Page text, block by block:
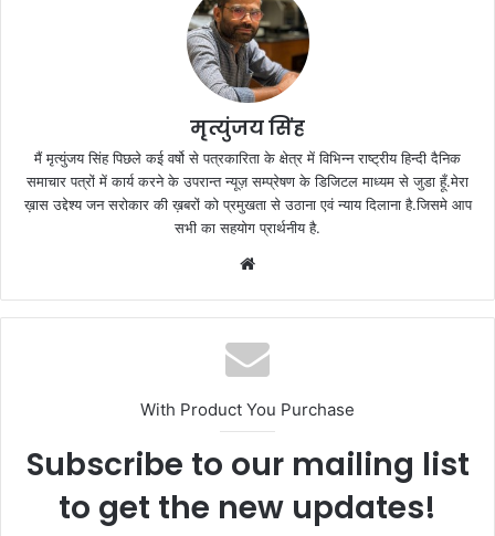
मृत्युंजय सिंह
मैं मृत्युंजय सिंह पिछले कई वर्षो से पत्रकारिता के क्षेत्र में विभिन्न राष्ट्रीय हिन्दी दैनिक
समाचार पत्रों में कार्य करने के उपरान्त न्यूज़ सम्प्रेषण के डिजिटल माध्यम से जुडा हूँ.मेरा
ख़ास उद्देश्य जन सरोकार की ख़बरों को प्रमुखता से उठाना एवं न्याय दिलाना है.जिसमे आप
सभी का सहयोग प्रार्थनीय है.
With Product You Purchase
Subscribe to our mailing list
to get the new updates!